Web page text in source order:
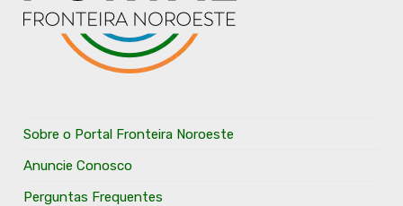
Sobre o Portal Fronteira Noroeste
Anuncie Conosco
Perguntas Frequentes